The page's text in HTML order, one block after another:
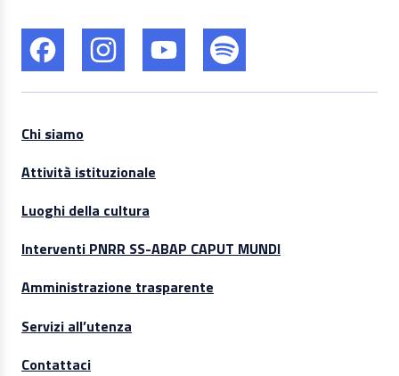
Chi siamo
Attività istituzionale
Luoghi della cultura
Interventi PNRR SS-ABAP CAPUT MUNDI
Amministrazione trasparente
Servizi all’utenza
Contattaci